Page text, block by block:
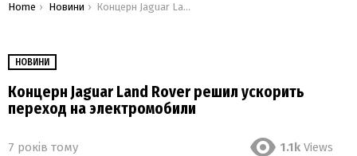
You are here:
Home Новини Концерн Jaguar Land Rover решил ускорить переход на электромобили
НОВИНИ
Концерн Jaguar Land Rover решил ускорить
переход на электромобили
7 років тому 1.1k Views